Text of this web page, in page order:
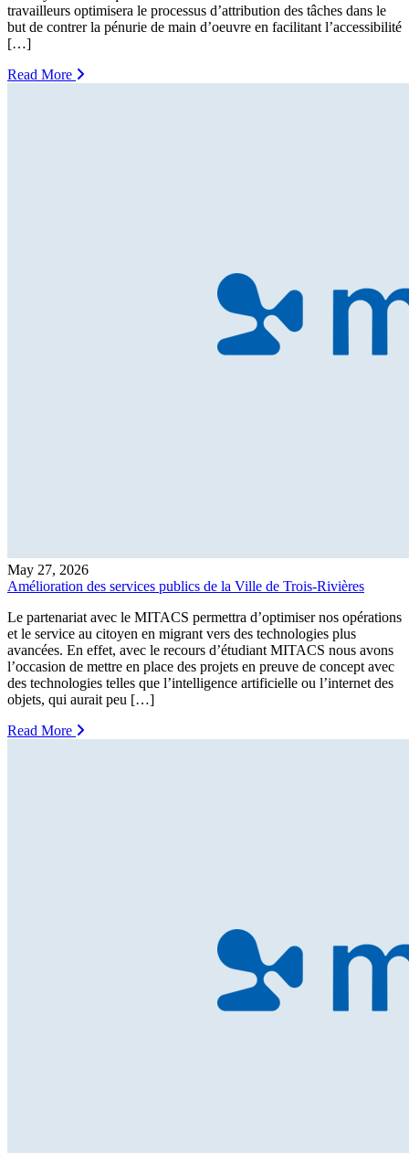
travailleurs optimisera le processus d’attribution des tâches dans le
but de contrer la pénurie de main d’oeuvre en facilitant l’accessibilité
[…]
Read More
May 27, 2026
Amélioration des services publics de la Ville de Trois-Rivières
Le partenariat avec le MITACS permettra d’optimiser nos opérations
et le service au citoyen en migrant vers des technologies plus
avancées. En effet, avec le recours d’étudiant MITACS nous avons
l’occasion de mettre en place des projets en preuve de concept avec
des technologies telles que l’intelligence artificielle ou l’internet des
objets, qui aurait peu […]
Read More